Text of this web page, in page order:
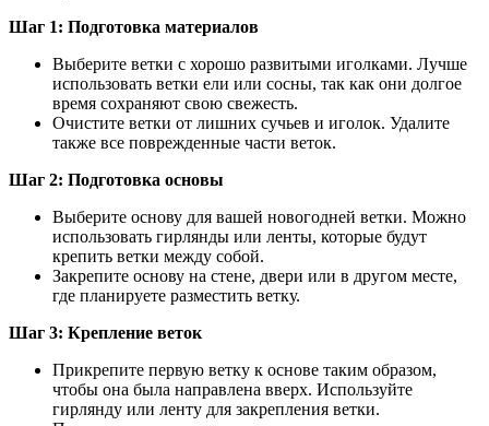
Шаг 1: Подготовка материалов
Выберите ветки с хорошо развитыми иголками. Лучше
использовать ветки ели или сосны, так как они долгое
время сохраняют свою свежесть.
Очистите ветки от лишних сучьев и иголок. Удалите
также все поврежденные части веток.
Шаг 2: Подготовка основы
Выберите основу для вашей новогодней ветки. Можно
использовать гирлянды или ленты, которые будут
крепить ветки между собой.
Закрепите основу на стене, двери или в другом месте,
где планируете разместить ветку.
Шаг 3: Крепление веток
Прикрепите первую ветку к основе таким образом,
чтобы она была направлена вверх. Используйте
гирлянду или ленту для закрепления ветки.